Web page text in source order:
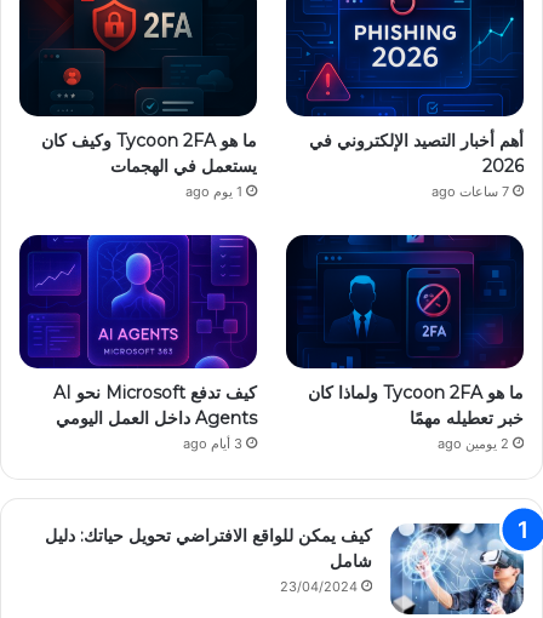
أهم أخبار التصيد الإلكتروني في
2026
7 ساعات ago
ما هو Tycoon 2FA وكيف كان
يستعمل في الهجمات
1 يوم ago
ما هو Tycoon 2FA ولماذا كان
خبر تعطيله مهمًا
2 يومين ago
كيف تدفع Microsoft نحو AI
Agents داخل العمل اليومي
3 أيام ago
كيف يمكن للواقع الافتراضي تحويل حياتك: دليل
شامل
23/04/2024